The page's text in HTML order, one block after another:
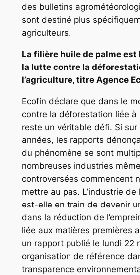
des bulletins
sont destiné plus
agriculteurs.
La filière huile de palme est
la lutte contre la
l’agriculture, titre Agence
Ecofin déclare que dans le
contre la déforestation liée à
reste un véritable défi. Si sur
années, les rapports
du phénomène se sont
nombreuses industries
controversées commencent
mettre au pas. L’industrie de
est-elle en train de devenir
dans la réduction de
liée aux matières premières
un rapport publié le lundi 22
organisation de référence
transparence